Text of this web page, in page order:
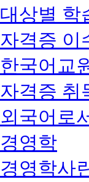
대상별 학
자격증 이
한국어교
자격증 취
외국어로
경영학
경영학사